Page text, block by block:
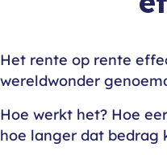
Het rente op rente
wereldwonder
Hoe werkt het? Hoe
hoe langer dat bedrag